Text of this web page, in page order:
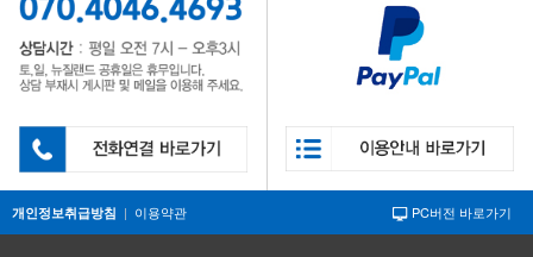
개인정보취급방침 | 이용약관 PC버전 바로가기